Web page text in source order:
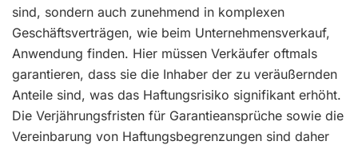
sind, sondern auch zunehmend in komplexen
Geschäftsverträgen, wie beim Unternehmensverkauf,
Anwendung finden. Hier müssen Verkäufer oftmals
garantieren, dass sie die Inhaber der zu veräußernden
Anteile sind, was das Haftungsrisiko signifikant erhöht.
Die Verjährungsfristen für Garantieansprüche sowie die
Vereinbarung von Haftungsbegrenzungen sind daher